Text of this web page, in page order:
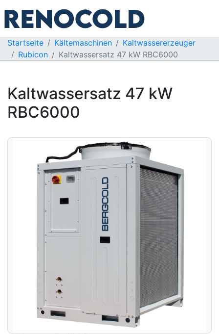
Startseite Kältemaschinen
Kaltwassererzeuger
Rubicon
Kaltwassersatz 47 kW RBC6000
Kaltwassersatz 47 kW
RBC6000